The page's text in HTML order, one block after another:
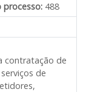
processo: 488
contratação de
de